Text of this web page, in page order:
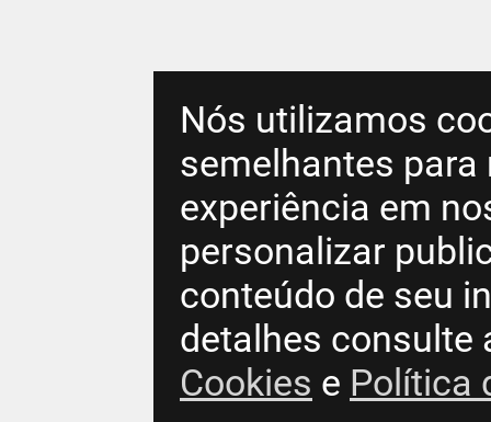
Nós utilizamos
semelhantes para
experiência em
personalizar
conteúdo de seu
detalhes consulte
Cookies e Política